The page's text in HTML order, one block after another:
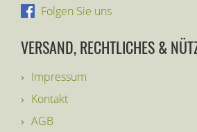
Folgen Sie uns
VERSAND, RECHTLICHES &
Impressum
Kontakt
AGB